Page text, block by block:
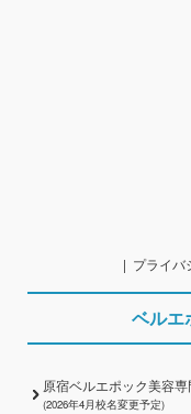
プライバ
ベルエ
原宿ベルエポック美容
(2026年4月校名変更予定)